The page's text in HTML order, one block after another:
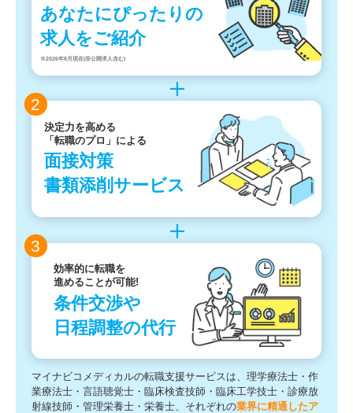
あなたにぴったりの
求人をご紹介
※2026年8月現在(非公開求人含む)
2
決定力を高める
「転職のプロ」による
面接対策
書類添削サービス
3
効率的に転職を
進めることが可能!
条件交渉や
日程調整の代行
マイナビコメディカルの転職支援サービスは、理学療法士・作
業療法士・言語聴覚士・臨床検査技師・臨床工学技士・診療放
射線技師・管理栄養士・栄養士、それぞれの業界に精通したア